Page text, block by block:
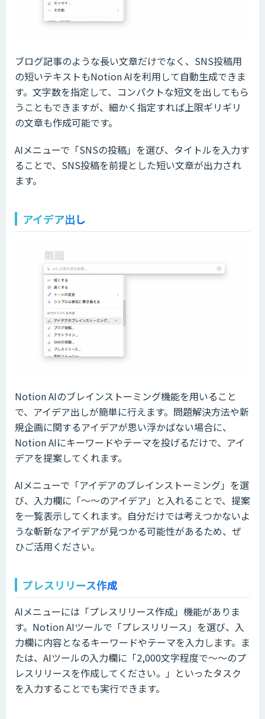
ブログ記事のような長い文章だけでなく、SNS投稿用
の短いテキストもNotion AIを利用して自動生成できま
す。文字数を指定して、コンパクトな短文を出してもら
うこともできますが、細かく指定すれば上限ギリギリ
の文章も作成可能です。
AIメニューで「SNSの投稿」を選び、タイトルを入力す
ることで、SNS投稿を前提とした短い文章が出力され
ます。
アイデア出し
Notion AIのブレインストーミング機能を用いること
で、アイデア出しが簡単に行えます。問題解決方法や新
規企画に関するアイデアが思い浮かばない場合に、
Notion AIにキーワードやテーマを投げるだけで、アイ
デアを提案してくれます。
AIメニューで「アイデアのブレインストーミング」を選
び、入力欄に「〜〜のアイデア」と入れることで、提案
を一覧表示してくれます。自分だけでは考えつかないよ
うな斬新なアイデアが見つかる可能性があるため、ぜ
ひご活用ください。
プレスリリース作成
AIメニューには「プレスリリース作成」機能がありま
す。Notion AIツールで「プレスリリース」を選び、入
力欄に内容となるキーワードやテーマを入力します。ま
たは、AIツールの入力欄に「2,000文字程度で〜〜のプ
レスリリースを作成してください。」といったタスク
を入力することでも実行できます。